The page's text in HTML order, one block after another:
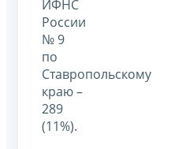
ИФНС
России
№ 9
по
Ставропольскому
краю –
289
(11%).